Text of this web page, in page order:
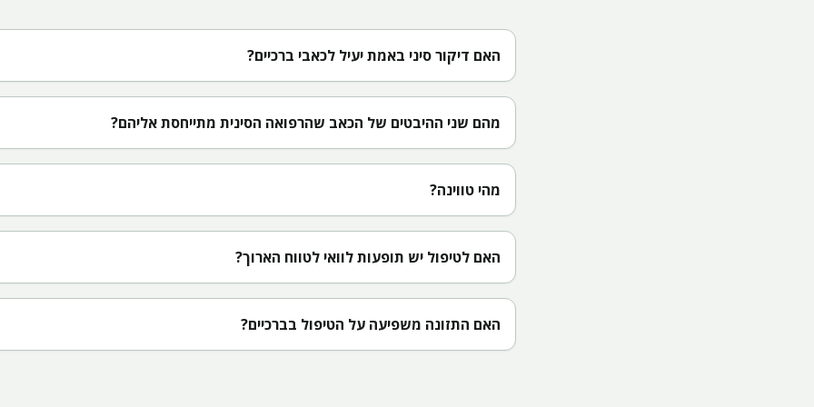
האם דיקור סיני באמת יעיל לכאבי ברכיים?
מהם שני ההיבטים של הכאב שהרפואה הסינית מתייחסת אליהם?
מהי טווינה?
האם לטיפול יש תופעות לוואי לטווח הארוך?
האם התזונה משפיעה על הטיפול בברכיים?